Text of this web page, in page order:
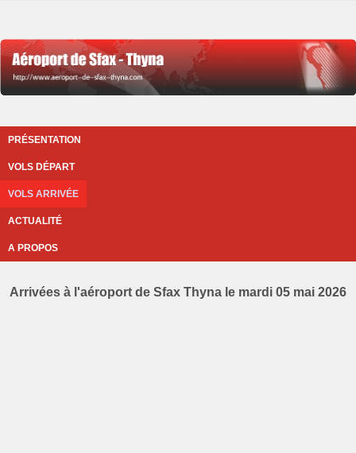
PRÉSENTATION
VOLS DÉPART
VOLS ARRIVÉE
ACTUALITÉ
A PROPOS
Arrivées à l'aéroport de Sfax Thyna le mardi 05 mai 2026